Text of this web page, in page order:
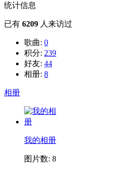
统计信息
已有 6209 人来访过
歌曲: 0
积分: 239
好友: 44
相册: 8
相册
我的相册
图片数: 8